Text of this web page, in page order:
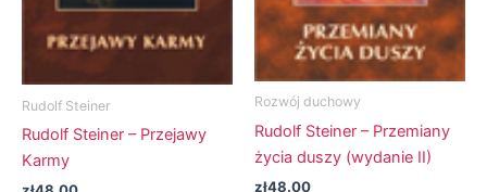
Rudolf Steiner
Rudolf Steiner – Przejawy
Karmy
Rozwój duchowy
Rudolf Steiner – Przemiany
życia duszy (wydanie II)
zł48.00